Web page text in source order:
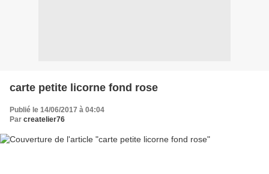
carte petite licorne fond rose
Publié le 14/06/2017 à 04:04
Par createlier76